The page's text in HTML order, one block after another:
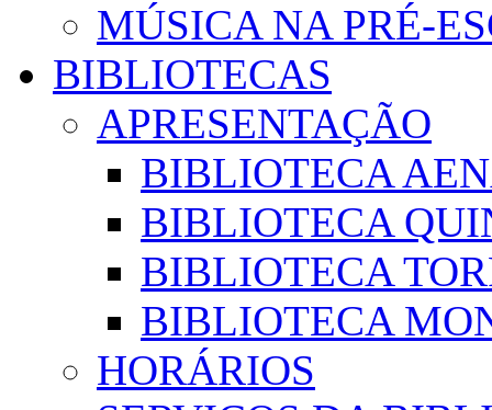
MÚSICA NA PRÉ-
BIBLIOTECAS
APRESENTAÇÃO
BIBLIOTECA
BIBLIOTECA
BIBLIOTECA
BIBLIOTECA
HORÁRIOS